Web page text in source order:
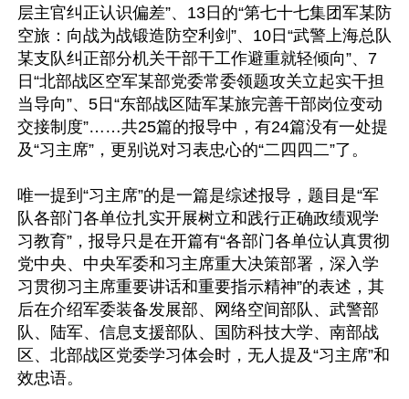
层主官纠正认识偏差”、13日的“第七十七集团军某防
空旅：向战为战锻造防空利剑”、10日“武警上海总队
某支队纠正部分机关干部干工作避重就轻倾向”、7
日“北部战区空军某部党委常委领题攻关立起实干担
当导向”、5日“东部战区陆军某旅完善干部岗位变动
交接制度”……共25篇的报导中，有24篇没有一处提
及“习主席”，更别说对习表忠心的“二四四二”了。
唯一提到“习主席”的是一篇是综述报导，题目是“军
队各部门各单位扎实开展树立和践行正确政绩观学
习教育”，报导只是在开篇有“各部门各单位认真贯彻
党中央、中央军委和习主席重大决策部署，深入学
习贯彻习主席重要讲话和重要指示精神”的表述，其
后在介绍军委装备发展部、网络空间部队、武警部
队、陆军、信息支援部队、国防科技大学、南部战
区、北部战区党委学习体会时，无人提及“习主席”和
效忠语。